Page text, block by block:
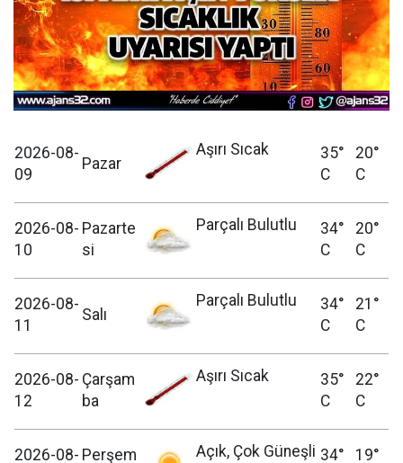
2026-08-
09
Pazar
Aşırı Sıcak
35°
C
20°
C
2026-08-
10
Pazarte
si
Parçalı Bulutlu
34°
C
20°
C
2026-08-
11
Salı
Parçalı Bulutlu
34°
C
21°
C
2026-08-
12
Çarşam
ba
Aşırı Sıcak
35°
C
22°
C
2026-08- Perşem
Açık, Çok Güneşli 34°
19°